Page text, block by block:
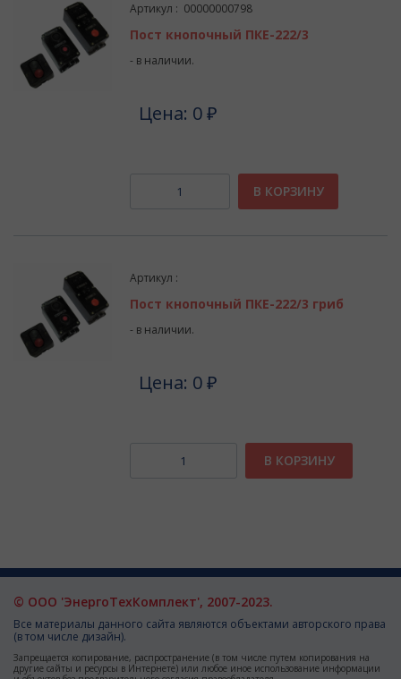
Артикул : 00000000798
Пост кнопочный ПКЕ-222/3
- в наличии.
Цена: 0 ₽
В КОРЗИНУ
Артикул :
Пост кнопочный ПКЕ-222/3 гриб
- в наличии.
Цена: 0 ₽
В КОРЗИНУ
© ООО 'ЭнергоТехКомплект', 2007-2023.
Все материалы данного сайта являются объектами авторского права
(в том числе дизайн).
Запрещается копирование, распространение (в том числе путем копирования на
другие сайты и ресурсы в Интернете) или любое иное использование информации